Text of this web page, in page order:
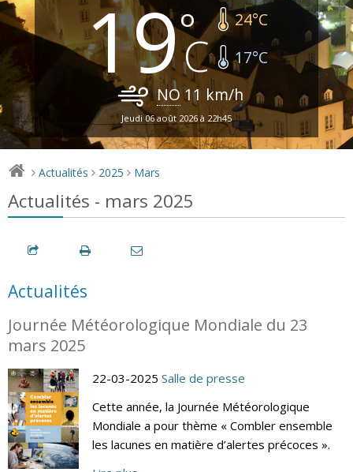
19 24°C
17°C
NO 11 km/h
Jeudi 06 août 2026 à 22h45
> Actualités > 2025 > Mars
Actualités - mars 2025
Actualités
Journée Météorologique Mondiale du 23
mars 2025
22-03-2025 Salle de presse
Cette année, la Journée Météorologique
Mondiale a pour thème « Combler ensemble
les lacunes en matière d’alertes précoces ».